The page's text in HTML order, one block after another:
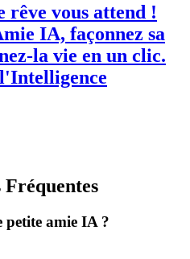
rêve vous attend !
IA, façonnez sa
la vie en un clic.
Fréquentes
petite amie IA ?